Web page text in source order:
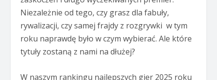
Niezależnie od tego, czy grasz dla fabuły,
rywalizacji, czy samej frajdy z rozgrywki w tym
roku naprawdę było w czym wybierać. Ale które
tytuły zostaną z nami na dłużej?
W naszym rankingu najlepszych gier 2025 roku